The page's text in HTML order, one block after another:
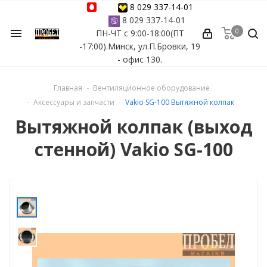
menu
8 029 337-14-01
8 029 337-14-01
ПН-ЧТ с 9:00-18:00(ПТ
-17:00).Минск, ул.П.Бровки, 19
- офис 130.
бассейнов
0
Главная
Вентиляционное оборудование
Аксессуары и запчасти
Vakio SG-100 Вытяжной колпак
Вытяжной колпак (выход
стенной) Vakio SG-100